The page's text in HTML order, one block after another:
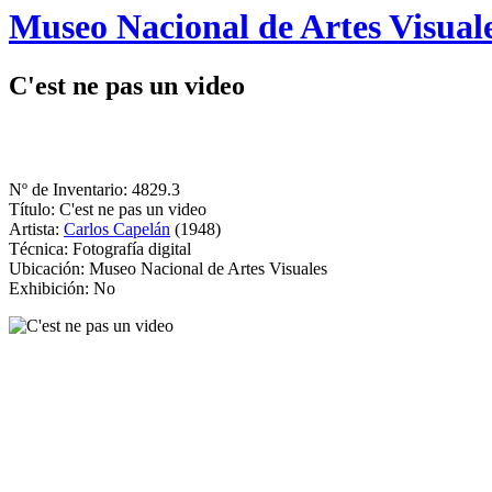
Logo
MNAV
Museo Nacional de Artes
C'est ne pas un video
Nº de Inventario: 4829.3
Título: C'est ne pas un video
Artista: Carlos Capelán (1948)
Técnica: Fotografía digital
Ubicación: Museo Nacional de Artes Visuales
Exhibición: No